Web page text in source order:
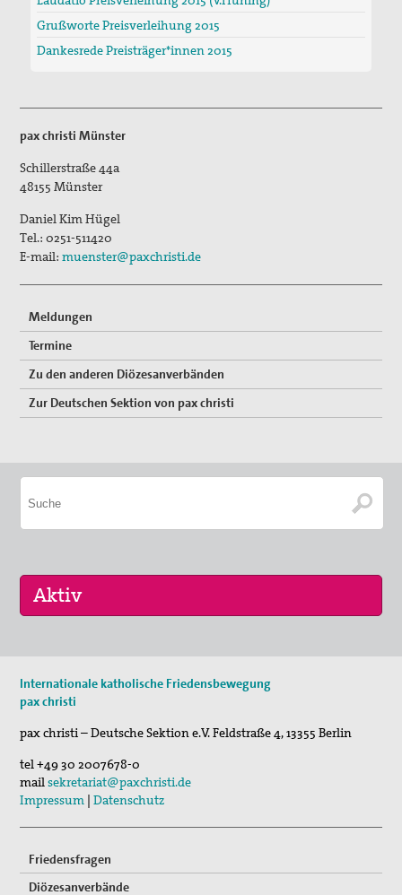
Grußworte Preisverleihung 2015
Dankesrede Preisträger*innen 2015
pax christi Münster
Schillerstraße 44a
48155 Münster
Daniel Kim Hügel
Tel.:0251-511420
E-mail:muenster@paxchristi.de
Meldungen
Termine
Zu den anderen Diözesanverbänden
Zur Deutschen Sektion von pax christi
Sommerferien-Friedensliedersingen
Fahrradpilgertour 2026
05. Sep 2026
Musik für den Frieden
Internationale katholische Friedensbewegung
pax christi
pax christi – Deutsche Sektion e.V.Feldstraße 4,13355 Berlin
tel+49 30 2007678-0
mailsekretariat@paxchristi.de
Impressum |Datenschutz
Friedensfragen
Diözesanverbände